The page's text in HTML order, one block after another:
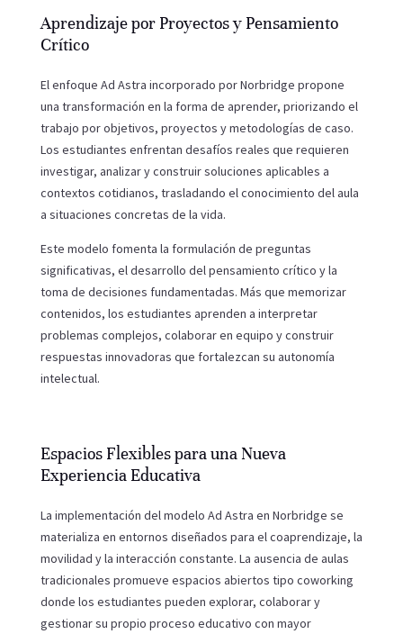
Aprendizaje por Proyectos y Pensamiento
Crítico
El enfoque Ad Astra incorporado por Norbridge propone
una transformación en la forma de aprender, priorizando el
trabajo por objetivos, proyectos y metodologías de caso.
Los estudiantes enfrentan desafíos reales que requieren
investigar, analizar y construir soluciones aplicables a
contextos cotidianos, trasladando el conocimiento del aula
a situaciones concretas de la vida.
Este modelo fomenta la formulación de preguntas
significativas, el desarrollo del pensamiento crítico y la
toma de decisiones fundamentadas. Más que memorizar
contenidos, los estudiantes aprenden a interpretar
problemas complejos, colaborar en equipo y construir
respuestas innovadoras que fortalezcan su autonomía
intelectual.
Espacios Flexibles para una Nueva
Experiencia Educativa
La implementación del modelo Ad Astra en Norbridge se
materializa en entornos diseñados para el coaprendizaje, la
movilidad y la interacción constante. La ausencia de aulas
tradicionales promueve espacios abiertos tipo coworking
donde los estudiantes pueden explorar, colaborar y
gestionar su propio proceso educativo con mayor